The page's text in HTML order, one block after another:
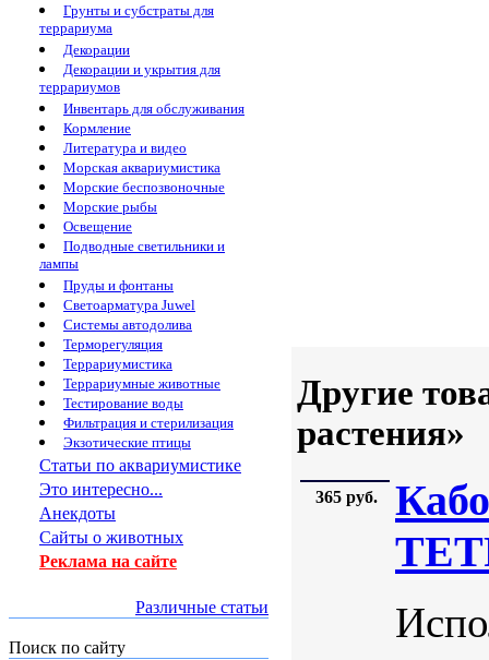
Грунты и субстраты для
террариума
Декорации
Декорации и укрытия для
террариумов
Инвентарь для обслуживания
Кормление
Литература и видео
Морская аквариумистика
Морские беспозвоночные
Морские рыбы
Освещение
Подводные светильники и
лампы
Пруды и фонтаны
Светоарматура Juwel
Системы автодолива
Терморегуляция
Террариумистика
Террариумные животные
Тестирование воды
Фильтрация и стерилизация
Экзотические птицы
Статьи по аквариумистике
Это интересно...
Анекдоты
Сайты о животных
Реклама на сайте
Различные статьи
Поиск по сайту
Другие
растения»
365 руб.